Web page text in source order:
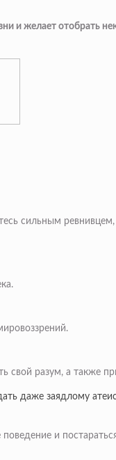
и желает
сильным
свой разум, а также
даже заядлому
и